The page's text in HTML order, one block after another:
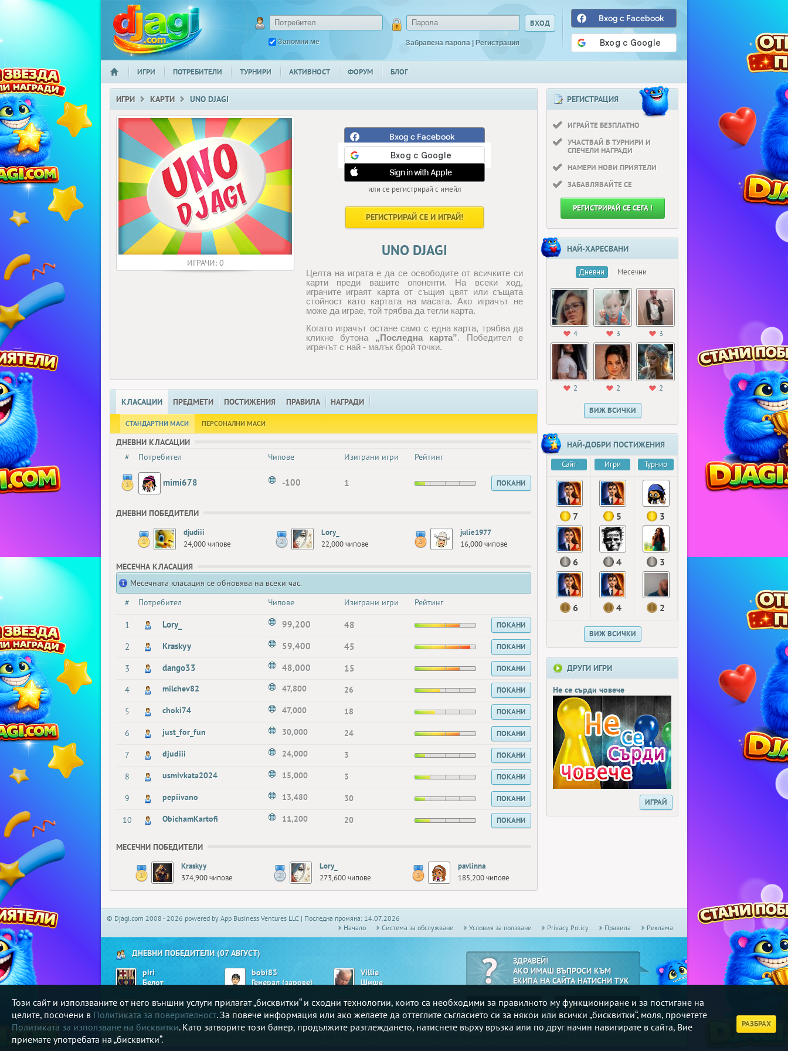
Запомни ме Забравена парола | Регистрация
Вход с Facebook
НАЧАЛО
ИГРИ ПОТРЕБИТЕЛИ ТУРНИРИ АКТИВНОСТ ФОРУМ БЛОГ
ИГРИ КАРТИ UNO DJAGI
ИГРАЧИ: 0
Вход с Facebook
Sign in with Apple
или се регистрирай с имейл
РЕГИСТРИРАЙ СЕ И ИГРАЙ!
UNO DJAGI
Целта на играта е да се освободите от всичките си
карти преди вашите опоненти. На всеки ход,
играчите играят карта от същия цвят или същата
стойност като картата на масата. Ако играчът не
може да играе, той трябва да тегли карта.
Когато играчът остане само с една карта, трябва да
кликне бутона „Последна карта”. Победител е
играчът с най - малък брой точки.
КЛАСАЦИИ ПРЕДМЕТИ ПОСТИЖЕНИЯ ПРАВИЛА НАГРАДИ
СТАНДАРТНИ МАСИ ПЕРСОНАЛНИ МАСИ
ДНЕВНИ КЛАСАЦИИ
#
Потребител Чипове Изиграни игри Рейтинг
mimi678 -100 1 ПОКАНИ
ДНЕВНИ ПОБЕДИТЕЛИ
djudiii
24,000 чипове
Lory_
22,000 чипове
julie1977
16,000 чипове
МЕСЕЧНА КЛАСАЦИЯ
Месечната класация се обновява на всеки час.
#
Потребител Чипове Изиграни игри Рейтинг
1 Lory_ 99,200 48 ПОКАНИ
2 Kraskyy 59,400 45 ПОКАНИ
3 dango33 48,000 15 ПОКАНИ
4 milchev82 47,800 26 ПОКАНИ
5 choki74 47,000 18 ПОКАНИ
6 just_for_fun 30,000 24 ПОКАНИ
7 djudiii 24,000 3 ПОКАНИ
8 usmivkata2024 15,000 3 ПОКАНИ
9 pepiivano 13,480 30 ПОКАНИ
10 ObichamKartofi 11,200 20 ПОКАНИ
МЕСЕЧНИ ПОБЕДИТЕЛИ
Kraskyy
374,900 чипове
Lory_
273,600 чипове
pavlinna
185,200 чипове
РЕГИСТРАЦИЯ
ИГРАЙТЕ БЕЗПЛАТНО
УЧАСТВАЙ В ТУРНИРИ И
СПЕЧЕЛИ НАГРАДИ
НАМЕРИ НОВИ ПРИЯТЕЛИ
ЗАБАВЛЯВАЙТЕ СЕ
РЕГИСТРИРАЙ СЕ СЕГА !
НАЙ-ХАРЕСВАНИ
Дневни Месечни
4 3 3
2 2 2
ВИЖ ВСИЧКИ
НАЙ-ДОБРИ ПОСТИЖЕНИЯ
Сайт Игри Турнир
7
6
6
5
4
4
3
3
2
ВИЖ ВСИЧКИ
ДРУГИ ИГРИ
Не се сърди човече
ИГРАЙ
Този сайт и използваните от него външни услуги прилагат „бисквитки“ и сходни технологии, които са необходими за правилното му функциониране и за постигане на
целите, посочени в Политиката за поверителност. За повече информация или ако желаете да оттеглите съгласието си за някои или всички „бисквитки“, моля, прочетете
Политиката за използване на бисквитки. Като затворите този банер, продължите разглеждането, натиснете върху връзка или по друг начин навигирате в сайта, Вие
приемате употребата на „бисквитки“.
РАЗБРАХ
© Djagi.com 2008 - 2026 powered by App Business Ventures LLC | Последна промяна: 14.07.2026
Начало
Системa за обслужване Условия за ползване Privacy Policy Правила Реклама
ДНЕВНИ ПОБЕДИТЕЛИ (07 АВГУСТ)
piri
Белот
bobi83
Генерал (зарове)
Villie
Шише
djoe
Реми
getman_59
Bingo 90
angel_6
Драскулки
ЗДРАВЕЙ!
АКО ИМАШ ВЪПРОСИ КЪМ
ЕКИПА НА САЙТА НАТИСНИ ТУК
В djagi.com може да играете любимите си игри като